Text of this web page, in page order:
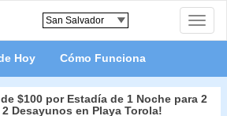
Toggle
Hoy Cómo Funciona
$100 por Estadía de 1 Noche para 2
2 Desayunos en Playa Torola!